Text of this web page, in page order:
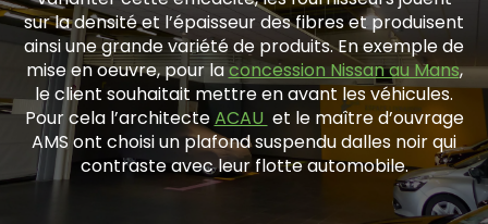
sur la densité et l’épaisseur des fibres et produisent
ainsi une grande variété de produits. En exemple de
mise en oeuvre, pour laconcession Nissan au Mans,
le client souhaitait mettre en avant les véhicules.
Pour cela l’architecteACAU et le maître d’ouvrage
AMS ont choisi un plafond suspendu dalles noir qui
contraste avec leur flotte automobile.